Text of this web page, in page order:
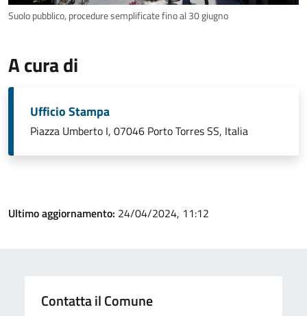
Suolo pubblico, procedure semplificate fino al 30 giugno
A cura di
Ufficio Stampa
Piazza Umberto I, 07046 Porto Torres SS, Italia
Ultimo aggiornamento: 24/04/2024, 11:12
Contatta il Comune